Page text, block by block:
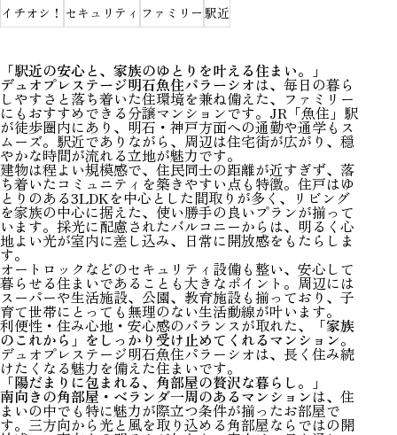
イチオシ！ セキュリティ ファミリー 駅近
「駅近の安心と、家族のゆとりを叶える住まい。」
デュオプレステージ明石魚住パラーシオは、毎日の暮ら
しやすさと落ち着いた住環境を兼ね備えた、ファミリー
にもおすすめできる分譲マンションです。JR「魚住」駅
が徒歩圏内にあり、明石・神戸方面への通勤や通学もス
ムーズ。駅近でありながら、周辺は住宅街が広がり、穏
やかな時間が流れる立地が魅力です。
建物は程よい規模感で、住民同士の距離が近すぎず、落
ち着いたコミュニティを築きやすい点も特徴。住戸はゆ
とりのある3LDKを中心とした間取りが多く、リビング
を家族の中心に据えた、使い勝手の良いプランが揃って
います。採光に配慮されたバルコニーからは、明るく心
地よい光が室内に差し込み、日常に開放感をもたらしま
す。
オートロックなどのセキュリティ設備も整い、安心して
暮らせる住まいであることも大きなポイント。周辺には
スーパーや生活施設、公園、教育施設も揃っており、子
育て世帯にとっても無理のない生活動線が叶います。
利便性・住み心地・安心感のバランスが取れた、 「家族
のこれから」をしっかり受け止めてくれるマンション。
デュオプレステージ明石魚住パラーシオは、長く住み続
けたくなる魅力を備えた住まいです。
「陽だまりに包まれる、角部屋の贅沢な暮らし。」
南向きの角部屋・ベランダ一周のあるマンションは、住
まいの中でも特に魅力が際立つ条件が揃ったお部屋で
す。三方向から光と風を取り込める角部屋ならではの開